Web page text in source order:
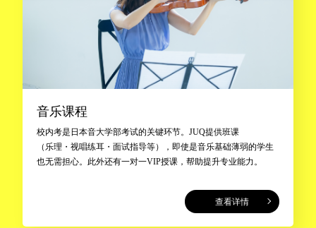
音乐课程
校内考是日本音大学部考试的关键环节。JUQ提供班课
（乐理・视唱练耳・面试指导等），即使是音乐基础薄弱的学生
也无需担心。此外还有一对一VIP授课，帮助提升专业能力。
查看详情